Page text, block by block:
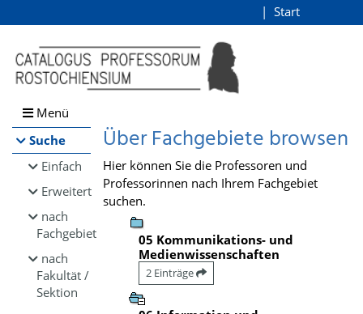
Browsen
direkt zum Inhalt
Start
Menü
Suche
Einfach
Erweitert
nach
Fachgebiet
nach
Fakultät /
Sektion
Über Fachgebiete browsen
Hier können Sie die Professoren und
Professorinnen nach Ihrem Fachgebiet
suchen.
05 Kommunikations- und
Medienwissenschaften
2 Einträge